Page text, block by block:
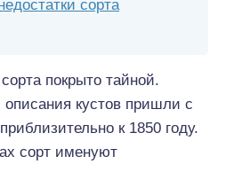
сорта
покрыто тайной.
кустов пришли с
к 1850 году.
сорт именуют